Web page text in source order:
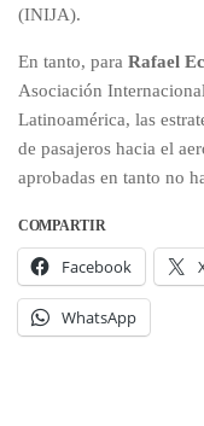
(INIJA).
En tanto, para Rafael
Asociación
Latinoamérica, las
de pasajeros hacia el
aprobadas en tanto no
COMPARTIR
Facebook
WhatsApp